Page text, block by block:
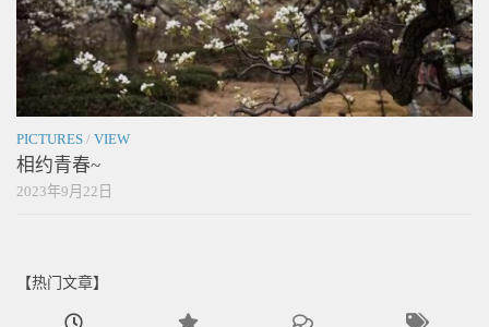
PICTURES / VIEW
相约青春~
2023年9月22日
【热门文章】